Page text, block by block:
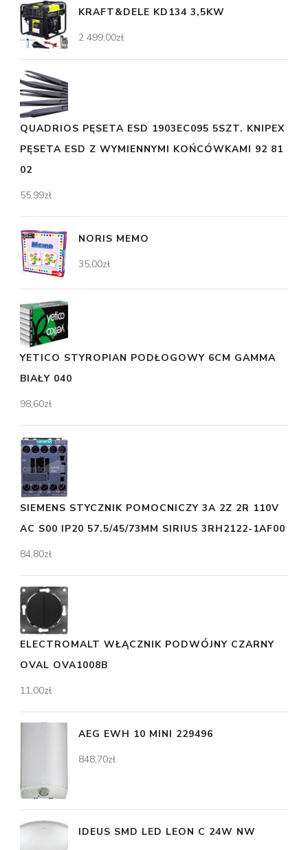
KRAFT&DELE KD134 3,5KW
2 499,00zł
QUADRIOS PĘSETA ESD 1903EC095 5SZT. KNIPEX
PĘSETA ESD Z WYMIENNYMI KOŃCÓWKAMI 92 81
02
55,99zł
NORIS MEMO
35,00zł
YETICO STYROPIAN PODŁOGOWY 6CM GAMMA
BIAŁY 040
98,60zł
SIEMENS STYCZNIK POMOCNICZY 3A 2Z 2R 110V
AC S00 IP20 57.5/45/73MM SIRIUS 3RH2122-1AF00
84,80zł
ELECTROMALT WŁĄCZNIK PODWÓJNY CZARNY
OVAL OVA1008B
11,00zł
AEG EWH 10 MINI 229496
848,70zł
IDEUS SMD LED LEON C 24W NW